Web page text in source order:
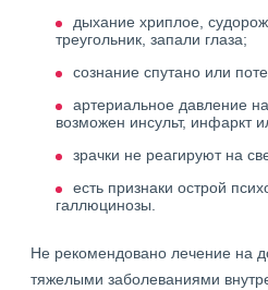
дыхание хриплое,
треугольник, запали глаза;
сознание спутано или
артериальное давление
возможен инсульт, инфаркт
зрачки не реагируют на
есть признаки острой
галлюцинозы.
Не рекомендовано лечение на
тяжелыми заболеваниями